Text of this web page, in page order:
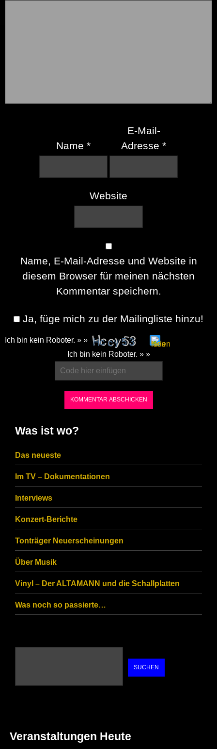
Name *
E-Mail-
Adresse*
Website
Name, E-Mail-Adresse und Website in
diesem Browser für meinen nächsten
Kommentar speichern.
Ja, füge mich zu der Mailingliste hinzu!
Ich bin kein Roboter. » »
CAPTCHA
ensure
that
you
are
human.
Ich bin kein Roboter. » »
Was ist wo?
Das neueste
Im TV – Dokumentationen
Interviews
Konzert-Berichte
Tonträger Neuerscheinungen
Über Musik
Vinyl – Der ALTAMANN und die Schallplatten
Was noch so passierte…
SUCHEN
Veranstaltungen Heute